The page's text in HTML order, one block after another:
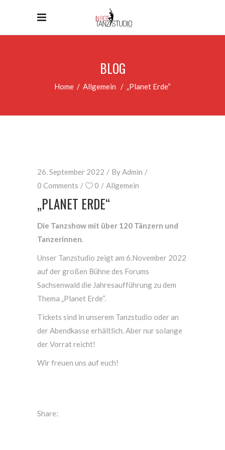
BLOG
Home / Allgemein / „Planet Erde“
26. September 2022 ByAdmin
0 Comments
0 Allgemein
„PLANET ERDE“
Die Tanzshow mit über 120 Tänzern und
Tanzerinnen.
Unser Tanzstudio zeigt am 6.November 2022
auf der großen Bühne des Forums
Sachsenwald die Jahresaufführung zu dem
Thema „Planet Erde“.
Tickets sind in unserem Tanzstudio oder an
der Abendkasse erhältlich. Aber nur solange
der Vorrat reicht!
Wir freuen uns auf euch!
Share: